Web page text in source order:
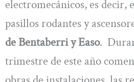
electromecánicos, es decir,
pasillos rodantes y
de Bentaberri y Easo.
trimestre de este año